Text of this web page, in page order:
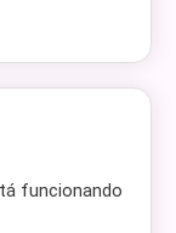
funcionando